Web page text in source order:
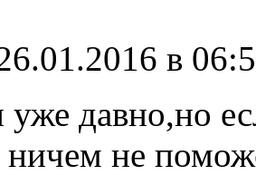
в
уже давно,но
не